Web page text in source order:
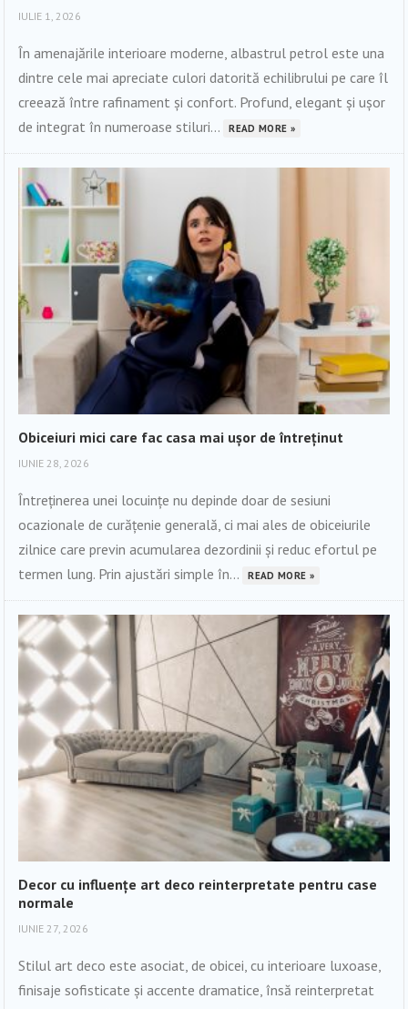
IULIE 1, 2026
În amenajările interioare moderne, albastrul petrol este una
dintre cele mai apreciate culori datorită echilibrului pe care îl
creează între rafinament și confort. Profund, elegant și ușor
de integrat în numeroase stiluri...
READ MORE »
Obiceiuri mici care fac casa mai ușor de întreținut
IUNIE 28, 2026
Întreținerea unei locuințe nu depinde doar de sesiuni
ocazionale de curățenie generală, ci mai ales de obiceiurile
zilnice care previn acumularea dezordinii și reduc efortul pe
termen lung. Prin ajustări simple în...
READ MORE »
Decor cu influențe art deco reinterpretate pentru case
normale
IUNIE 27, 2026
Stilul art deco este asociat, de obicei, cu interioare luxoase,
finisaje sofisticate și accente dramatice, însă reinterpretat